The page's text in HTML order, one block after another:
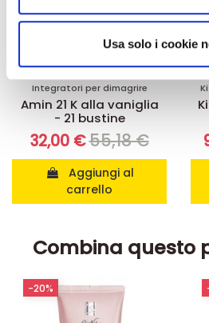
analizzare il nostro traffico.
informazioni sul modo in cui
nostri partner che si occupano di
pubblicità e social media, i quali
con altre informazioni che ha
raccolto dal suo utilizzo dei loro
Usa solo i cookie
Integratori per dimagrire
Amin 21 K alla vaniglia
- 21 bustine
32,00 €55,18 €
carrello
Combina questo
-20%